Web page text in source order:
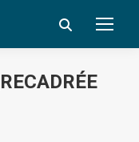
Search: